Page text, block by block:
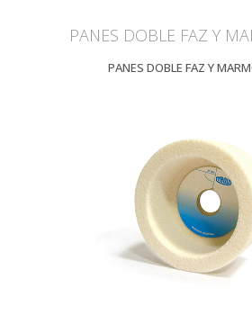
PANES DOBLE FAZ Y
PANES DOBLE FAZ Y